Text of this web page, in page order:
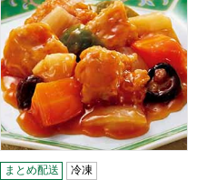
まとめ配送 冷凍